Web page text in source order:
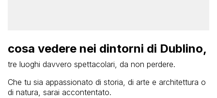
cosa vedere nei dintorni di Dublino,
tre luoghi davvero spettacolari, da non perdere.
Che tu sia appassionato di storia, di arte e architettura o
di natura, sarai accontentato.